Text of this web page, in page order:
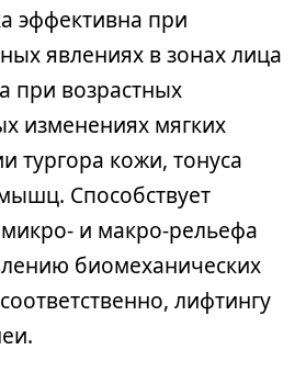
эффективна при
явлениях в зонах лица
при возрастных
изменениях мягких
тургора кожи, тонуса
Способствует
и макро-рельефа
биомеханических
лифтингу